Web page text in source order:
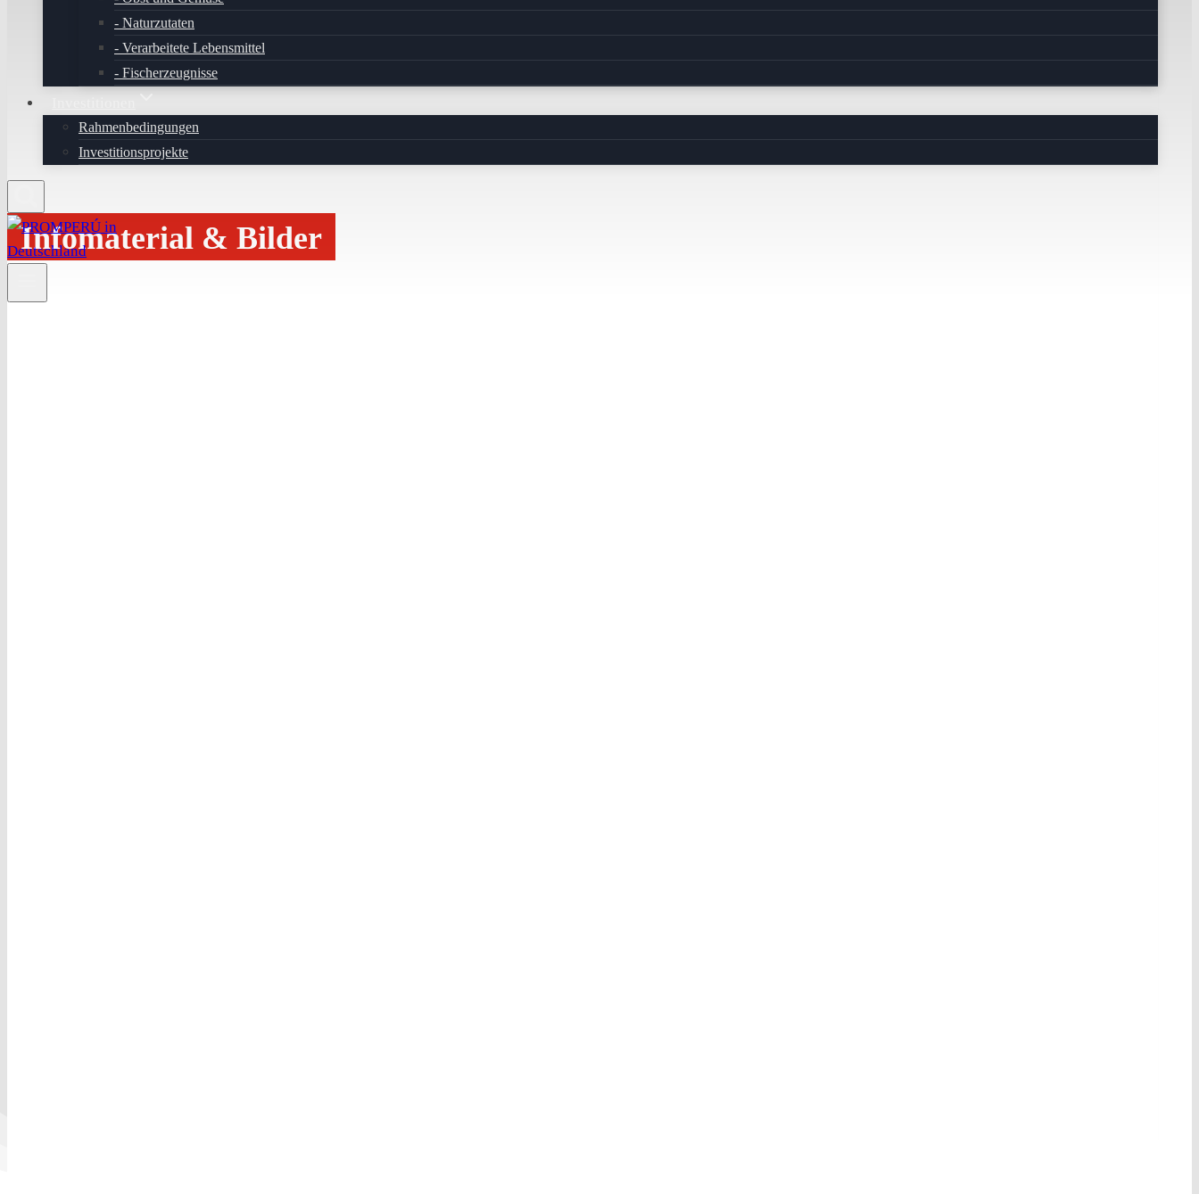
Naturzutaten
Verarbeitete Lebensmittel
Fischerzeugnisse
Rahmenbedingungen
Investitionsprojekte
Infomaterial & Bilder